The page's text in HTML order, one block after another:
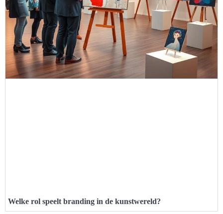
Welke rol speelt branding in de kunstwereld?